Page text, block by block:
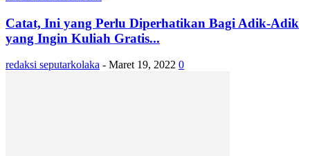
Catat, Ini yang Perlu Diperhatikan Bagi Adik-Adik
yang Ingin Kuliah Gratis...
redaksi seputarkolaka - Maret 19, 2022 0